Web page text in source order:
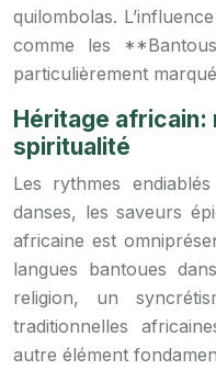
quilombolas.
comme les
particulièrement
Héritage
spiritualité
Les rythmes
danses, les saveurs
africaine est
langues bantoues
religion, un
traditionnelles
autre élément